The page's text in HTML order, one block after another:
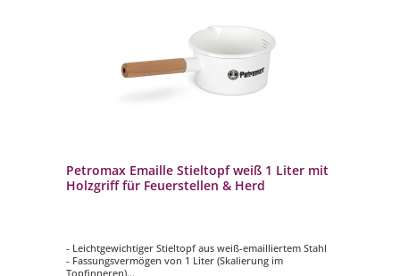
Petromax Emaille Stieltopf weiß 1 Liter mit
Holzgriff für Feuerstellen & Herd
- Leichtgewichtiger Stieltopf aus weiß-emailliertem Stahl
- Fassungsvermögen von 1 Liter (Skalierung im
Topfinneren)